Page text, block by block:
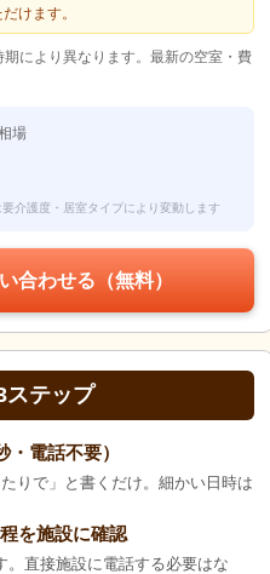
けます。
により異なります。最新の空室・費
場
介護度・居室タイプにより変動します
合わせる（無料）
ステップ
電話不要）
りで」と書くだけ。細かい日時は
を施設に確認
。直接施設に電話する必要はな